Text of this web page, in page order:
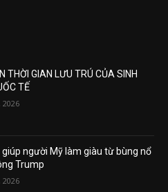
THỜI GIAN LƯU TRÚ CỦA SINH
TẾ
2026
giúp người Mỹ làm giàu từ bùng nổ
Trump
2026